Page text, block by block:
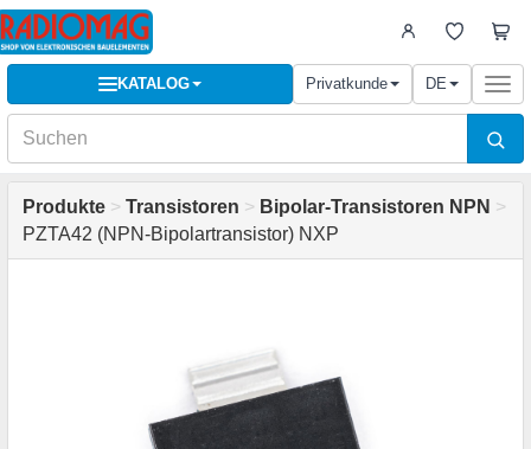
KATALOG Privatkunde DE
Produkte > Transistoren > Bipolar-Transistoren NPN >
PZTA42 (NPN-Bipolartransistor) NXP